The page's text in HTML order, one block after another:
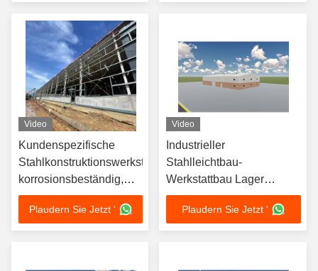
Video
Kundenspezifische
Stahlkonstruktionswerkstatt,
korrosionsbeständig,
erdbebensicher
Plaudern Sie Jetzt '
Video
Industrieller
Stahlleichtbau-
Werkstattbau Lager
Stahlfertigbau
Plaudern Sie Jetzt '